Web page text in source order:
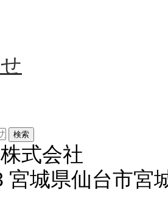
検索
式会社
宮城県仙台市宮